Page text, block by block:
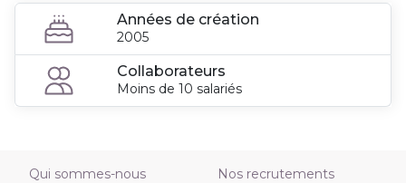
Années de création
2005
Collaborateurs
Moins de 10 salariés
Qui sommes-nous
Nos recrutements